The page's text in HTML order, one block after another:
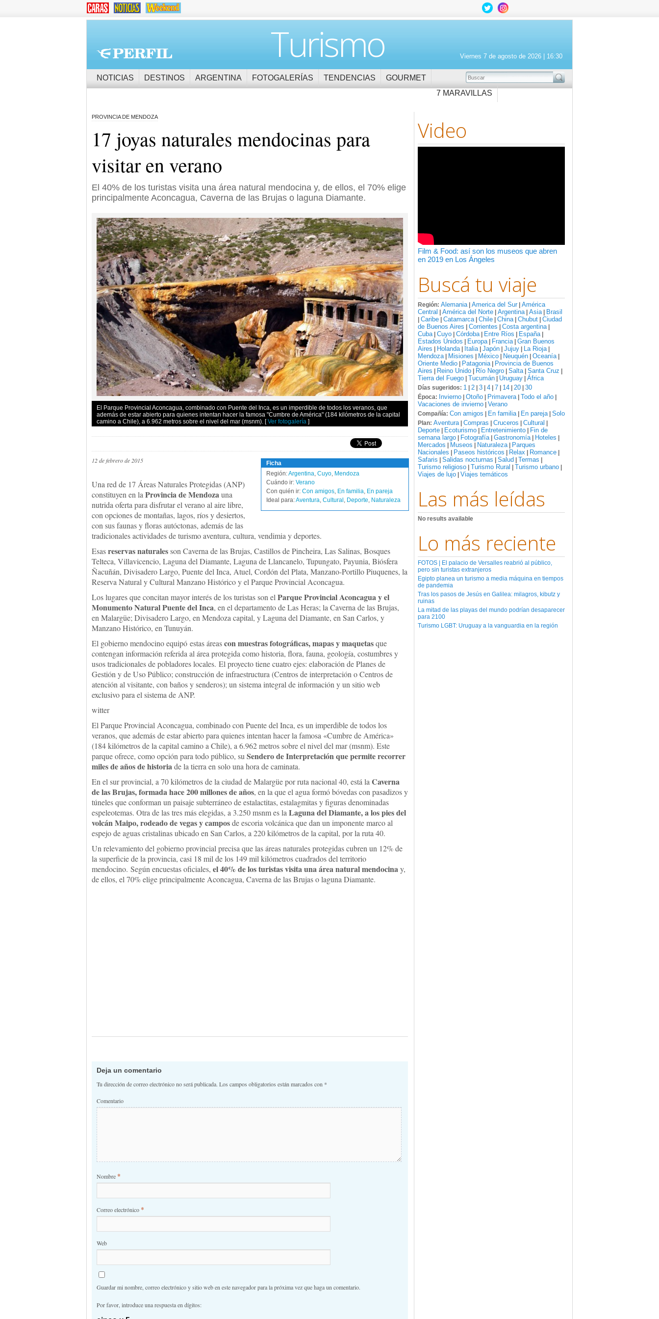
Viernes 7 de agosto de 2026 | 16:30
Turismo
BUSCAR
NOTICIAS DESTINOS ARGENTINA FOTOGALERÍAS TENDENCIAS
GOURMET
7 MARAVILLAS
Video
Film & Food: así son los museos que abren
en 2019 en Los Ángeles
Buscá tu viaje
Región: Alemania| America del Sur| América
Central
América del Norte Argentina| Asia| Brasil
Caribe Catamarca| Chile China| Chubut Ciudad
de Buenos Aires
Corrientes Costa argentina|
Cuba| Cuyo Córdoba| Entre Ríos España|
Estados Unidos Europa| Francia| Gran Buenos
Aires
Holanda| Italia| Japón Jujuy La Rioja|
Mendoza| Misiones México Neuquén Oceanía|
Oriente Medio Patagonia|
Provincia de Buenos
Aires
Reino Unido Río Negro Salta| Santa Cruz
Tierra del Fuego Tucumán Uruguay África
Días sugeridos: 1 2 3 4 7 14 20 30
Época: Invierno Otoño Primavera| Todo el año
Vacaciones de invierno Verano
Compañía: Con amigos En familia| En pareja| Solo
Plan: Aventura| Compras Cruceros Cultural
Deporte Ecoturismo Entretenimiento
Fin de
semana largo
Fotografía| Gastronomía| Hoteles
Mercados Museos Naturaleza|
Parques
Nacionales
Paseos históricos Relax Romance
Safaris Salidas nocturnas Salud Termas
Turismo religioso Turismo Rural Turismo urbano
Viajes de lujo Viajes temáticos
Las más leídas
No results available
Lo más reciente
FOTOS | El palacio de Versalles reabrió al público,
pero sin turistas extranjeros
Egipto planea un turismo a media máquina en tiempos
de pandemia
Tras los pasos de Jesús en Galilea: milagros, kibutz y
ruinas
La mitad de las playas del mundo podrían desaparecer
para 2100
Turismo LGBT: Uruguay a la vanguardia en la región
PROVINCIA DE MENDOZA
17 joyas naturales mendocinas para
visitar en verano
El 40% de los turistas visita una área natural mendocina y, de ellos, el 70% elige
principalmente Aconcagua, Caverna de las Brujas o laguna Diamante.
El Parque Provincial Aconcagua, combinado con Puente del Inca, es un imperdible de todos los veranos, que
además de estar abierto para quienes intentan hacer la famosa "Cumbre de América" (184 kilómetros de la capital
camino a Chile), a 6.962 metros sobre el nivel del mar (msnm). [Ver fotogalería ]
Ficha
Región:Argentina, Cuyo, Mendoza
Cuándo ir: Verano
Con quién ir: Con amigos, En familia, En pareja
Ideal para:Aventura, Cultural , Deporte, Naturaleza
12 de febrero de 2015
Una red de 17 Áreas Naturales Protegidas (ANP)
constituyen en la Provincia de Mendozauna
nutrida oferta para disfrutar el verano al aire libre,
con opciones de montañas, lagos, rí­os y desiertos,
con sus faunas y floras autóctonas, además de las
tradicionales actividades de turismo aventura, cultura, vendimia y deportes.
Esasreservas naturalesson Caverna de las Brujas, Castillos de Pincheira, Las Salinas, Bosques
Telteca, Villavicencio, Laguna del Diamante, Laguna de Llancanelo, Tupungato, Payunia, Biósfera
Ñacuñán, Divisadero Largo, Puente del Inca, Atuel, Cordón del Plata, Manzano-Portillo Piuquenes, la
Reserva Natural y Cultural Manzano Histórico y el Parque Provincial Aconcagua.
Los lugares que concitan mayor interés de los turistas son el Parque Provincial Aconcagua y el
Monumento Natural Puente del Inca, en el departamento de Las Heras; la Caverna de las Brujas,
en Malargüe; Divisadero Largo, en Mendoza capital, y Laguna del Diamante, en San Carlos, y
Manzano Histórico, en Tunuyán.
El gobierno mendocino equipó estas áreascon muestras fotográficas, mapas y maquetasque
contengan información referida al área protegida como historia, flora, fauna, geologí­a, costumbres y
usos tradicionales de pobladores locales. El proyecto tiene cuatro ejes: elaboración de Planes de
Gestión y de Uso Público; construcción de infraestructura (Centros de interpretación o Centros de
atención al visitante, con baños y senderos); un sistema integral de información y un sitio web
exclusivo para el sistema de ANP.
witter
El Parque Provincial Aconcagua, combinado con Puente del Inca, es un imperdible de todos los
veranos, que además de estar abierto para quienes intentan hacer la famosa «Cumbre de América»
(184 kilómetros de la capital camino a Chile), a 6.962 metros sobre el nivel del mar (msnm). Este
parque ofrece, como opción para todo público, su Sendero de Interpretación que permite recorrer
miles de años de historiade la tierra en solo una hora de caminata.
En el sur provincial, a 70 kilómetros de la ciudad de Malargüe por ruta nacional 40, está la Caverna
de las Brujas, formada hace 200 millones de años, en la que el agua formó bóvedas con pasadizos y
túneles que conforman un paisaje subterráneo de estalactitas, estalagmitas y figuras denominadas
espeleotemas. Otra de las tres más elegidas, a 3.250 msnm es la Laguna del Diamante, a los pies del
volcán Maipo, rodeado de vegas y camposde escoria volcánica que dan un imponente marco al
espejo de aguas cristalinas ubicado en San Carlos, a 220 kilómetros de la capital, por la ruta 40.
Un relevamiento del gobierno provincial precisa que las áreas naturales protegidas cubren un 12% de
la superficie de la provincia, casi 18 mil de los 149 mil kilómetros cuadrados del territorio
mendocino. Según encuestas oficiales, el 40% de los turistas visita una área natural mendocinay,
de ellos, el 70% elige principalmente Aconcagua, Caverna de las Brujas o laguna Diamante.
Deja un comentario
Tu dirección de correo electrónico no será publicada. Los campos obligatorios están marcados con *
Comentario
Nombre *
Correo electrónico *
Web
Guardar mi nombre, correo electrónico y sitio web en este navegador para la próxima vez que haga un comentario.
Por favor, introduce una respuesta en dígitos: